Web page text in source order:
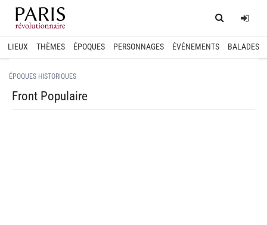
Home
LIEUX THÈMES ÉPOQUES PERSONNAGES ÉVÉNEMENTS BALADES
ÉPOQUES HISTORIQUES
Front Populaire